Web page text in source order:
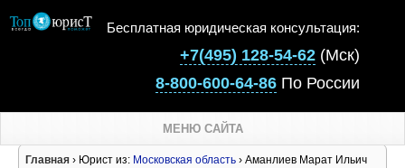
Бесплатная юридическая консультация:
+7(495) 128-54-62 (Мск)
8-800-600-64-86 По России
МЕНЮ САЙТА
Главная › Юрист из: Московская область › Аманлиев Марат Ильич